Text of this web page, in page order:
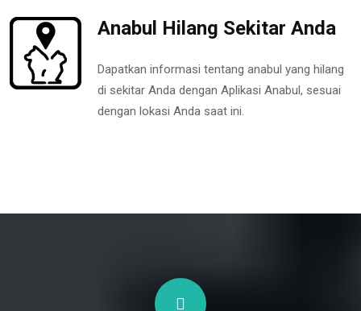
Anabul Hilang Sekitar Anda
Dapatkan informasi tentang anabul yang hilang
di sekitar Anda dengan Aplikasi Anabul, sesuai
dengan lokasi Anda saat ini.